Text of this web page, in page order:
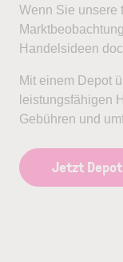
Wenn Sie unsere
Handelsideen
Mit einem Depot
leistungsfähigen
Gebühren und
Jetzt